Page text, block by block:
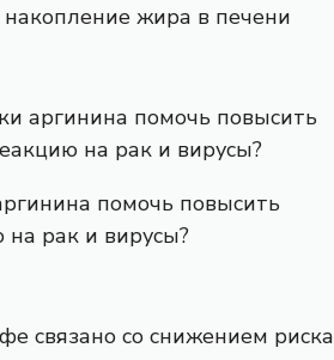
жира в печени
помочь повысить
рак и вирусы?